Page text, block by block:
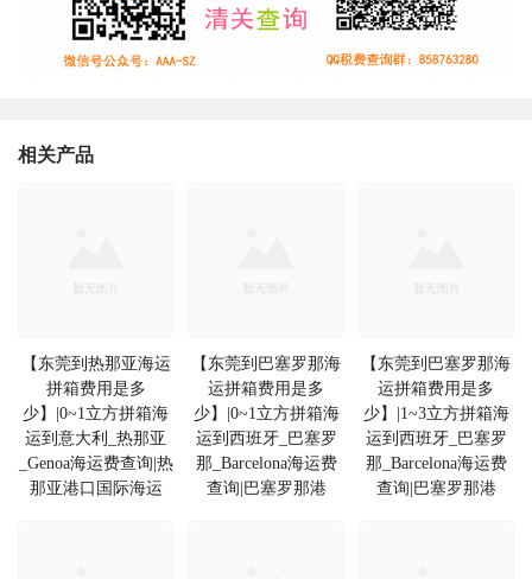
相关产品
【东莞到热那亚海运
拼箱费用是多
少】|0~1立方拼箱海
运到意大利_热那亚
_Genoa海运费查询|热
那亚港口国际海运
【东莞到巴塞罗那海
运拼箱费用是多
少】|0~1立方拼箱海
运到西班牙_巴塞罗
那_Barcelona海运费
查询|巴塞罗那港
【东莞到巴塞罗那海
运拼箱费用是多
少】|1~3立方拼箱海
运到西班牙_巴塞罗
那_Barcelona海运费
查询|巴塞罗那港